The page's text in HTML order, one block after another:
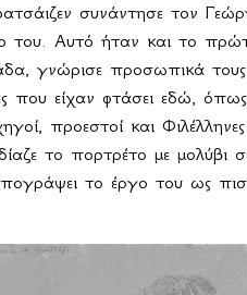
συνάντησε τον
του. Αυτό ήταν και το
γνώρισε προσωπικά
που είχαν φτάσει εδώ,
προεστοί και
το πορτρέτο με μολύβι
το έργο του ως